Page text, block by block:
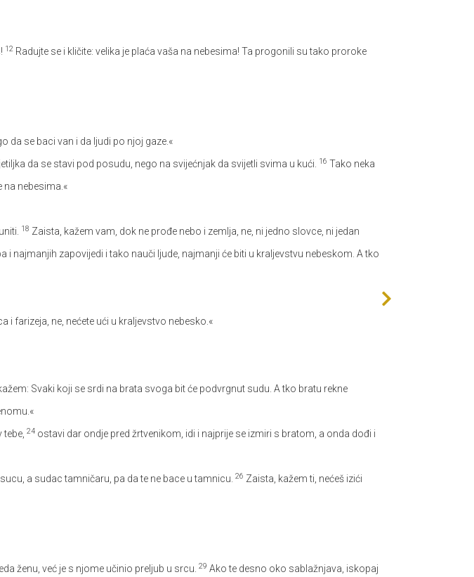
12 Radujte se i kličite: velika je plaća vaša na nebesima! Ta progonili su tako proroke
da se baci van i da ljudi po njoj gaze.«
da se stavi pod posudu, nego na svijećnjak da svijetli svima u kući. 16 Tako neka
na nebesima.«
18 Zaista, kažem vam, dok ne prođe nebo i zemlja, ne, ni jedno slovce, ni jedan
i najmanjih zapovijedi i tako nauči ljude, najmanji će biti u kraljevstvu nebeskom. A tko
farizeja, ne, nećete ući u kraljevstvo nebesko.«
Svaki koji se srdi na brata svoga bit će podvrgnut sudu. A tko bratu rekne
24 ostavi dar ondje pred žrtvenikom, idi i najprije se izmiri s bratom, a onda dođi i
a sudac tamničaru, pa da te ne bace u tamnicu. 26 Zaista, kažem ti, nećeš izići
ženu, već je s njome učinio preljub u srcu. 29 Ako te desno oko sablažnjava, iskopaj